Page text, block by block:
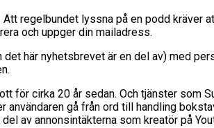
regelbundet lyssna på en podd kräver
och uppger din mailadress.
här nyhetsbrevet är en del av) med
för cirka 20 år sedan. Och tjänster som
gå från ord till handling
av annonsintäkterna som kreatör på